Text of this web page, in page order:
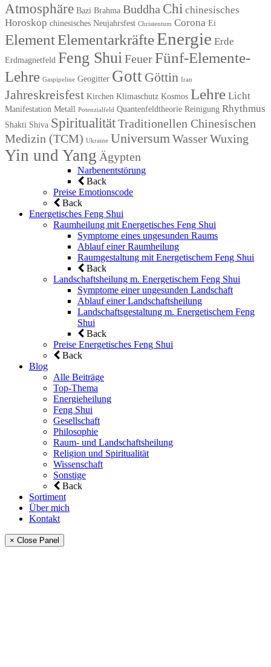
Atmosphäre Bazi Brahma Buddha Chi chinesisches
Horoskop chinesisches Neujahrsfest Christentum Corona Ei
ElementElementarkräfteEnergie Erde
Erdmagnetfeld Feng ShuiFeuerFünf-Elemente-
Lehre Gaspipeline Geogitter Gott Göttin Iran
Jahreskreisfest Kirchen Klimaschutz Kosmos Lehre Licht
Manifestation Metall Potenzialfeld Quantenfeldtheorie Reinigung Rhythmus
Shakti Shiva SpiritualitätTraditionellen Chinesischen
Medizin (TCM) Ukraine UniversumWasserWuxing
Yin und Yang Ägypten
Narbenentstörung
Back
Preise Emotionscode
Back
Energetisches Feng Shui
Raumheilung mit Energetisches Feng Shui
Symptome eines ungesunden Raums
Ablauf einer Raumheilung
Raumgestaltung mit Energetischem Feng Shui
Back
Landschaftsheilung m. Energetischem Feng Shui
Symptome einer ungesunden Landschaft
Ablauf einer Landschaftsheilung
Landschaftsgestaltung m. Energetischem Feng
Shui
Back
Preise Energetisches Feng Shui
Back
Blog
Alle Beiträge
Top-Thema
Energieheilung
Feng Shui
Gesellschaft
Philosophie
Raum- und Landschaftsheilung
Religion und Spiritualität
Wissenschaft
Sonstige
Back
Sortiment
Über mich
Kontakt
× Close Panel